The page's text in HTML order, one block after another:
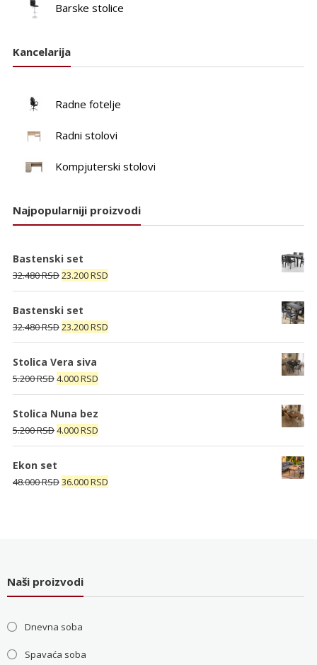
Barske stolice
Kancelarija
Radne fotelje
Radni stolovi
Kompjuterski stolovi
Najpopularniji proizvodi
Bastenski set
32.480RSDOriginalna
cena
je
bila:
32.480 RSD.
23.200RSDTrenutna
cena
23.200 RSD.
Bastenski set
32.480RSDOriginalna
cena
je
bila:
32.480 RSD.
23.200RSDTrenutna
cena
Stolica Vera siva
5.200RSDOriginalna
cena
je
bila:
5.200 RSD.
4.000RSDTrenutna
cena
je:
4.000 RSD.
Stolica Nuna bez
5.200RSDOriginalna
cena
je
bila:
4.000RSDTrenutna
cena
4.000 RSD.
Ekon set
48.000RSDOriginalna
36.000RSDTrenutna
Naši proizvodi
Dnevna soba
Spavaća soba